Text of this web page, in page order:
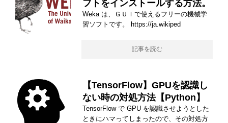
フトをインストールする方法。
Weka は、ＧＵＩで使えるフリーの機械学
習ソフトです。 https://ja.wikiped
記事を読む
【TensorFlow】GPUを認識し
ない時の対処方法【Python】
TensorFlow で GPU を認識させようとした
ときにハマってしまったので、その対処方